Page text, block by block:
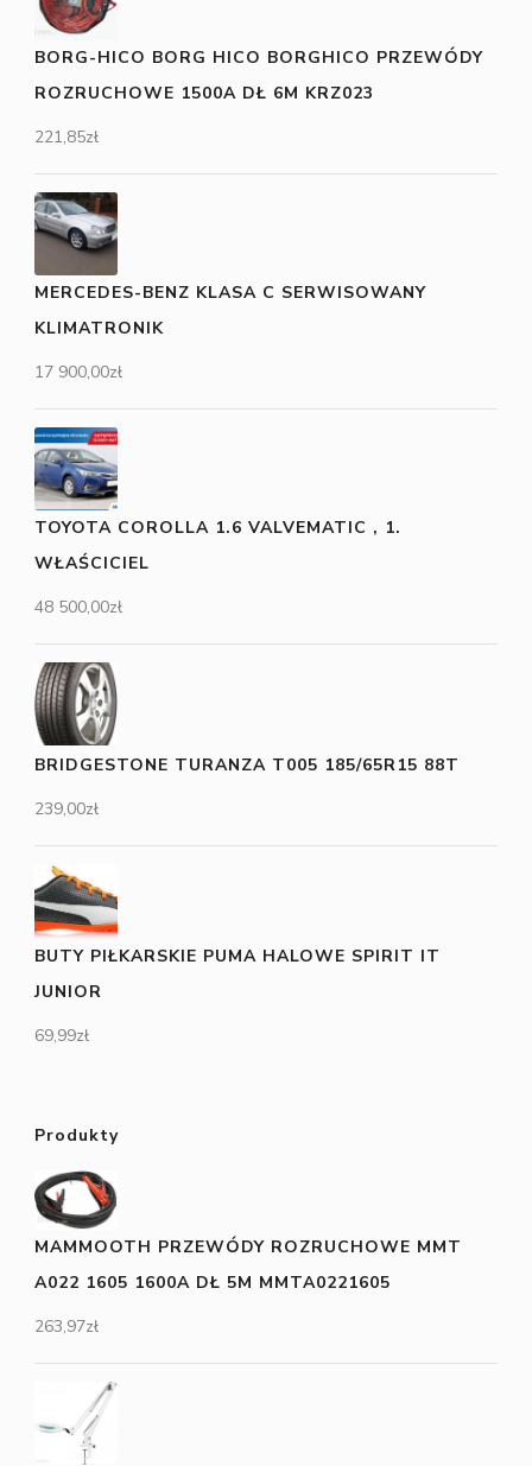
BORG-HICO BORG HICO BORGHICO PRZEWÓDY
ROZRUCHOWE 1500A DŁ 6M KRZ023
221,85zł
MERCEDES-BENZ KLASA C SERWISOWANY
KLIMATRONIK
17 900,00zł
TOYOTA COROLLA 1.6 VALVEMATIC , 1.
WŁAŚCICIEL
48 500,00zł
BRIDGESTONE TURANZA T005 185/65R15 88T
239,00zł
BUTY PIŁKARSKIE PUMA HALOWE SPIRIT IT
JUNIOR
69,99zł
Produkty
MAMMOOTH PRZEWÓDY ROZRUCHOWE MMT
A022 1605 1600A DŁ 5M MMTA0221605
263,97zł